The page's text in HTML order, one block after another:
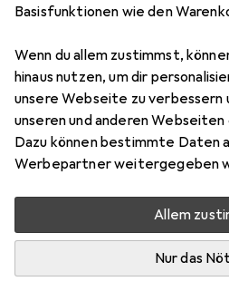
Basisfunktionen wie den
Wenn du allem zustimmst,
hinaus nutzen, um dir
unsere Webseite zu
unseren und anderen
Dazu können bestimmte Daten
Werbepartner weitergegeben
Allem
Nur das
Zubehör für Vicco
Eckunterschrank
Hier findest du passendes
Schutzpuffer.
Relevanz